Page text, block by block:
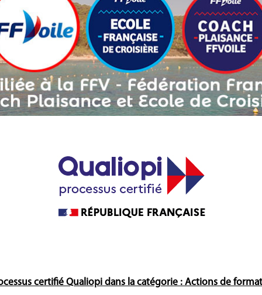
certifié Qualiopi dans la catégorie : Actions de